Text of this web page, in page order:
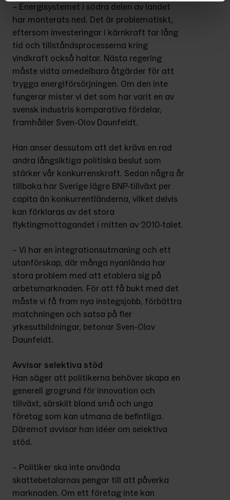
– Energisystemet i södra delen av landet
har monterats ned. Det är problematiskt,
eftersom investeringar i kärnkraft tar lång
tid och tillståndsprocesserna kring
vindkraft också haltar. Nästa regering
måste vidta omedelbara åtgärder för att
trygga energiförsörjningen. Om den inte
fungerar mister vi det som har varit en av
svensk industris komparativa fördelar,
framhåller Sven-Olov Daunfeldt.
Han anser dessutom att det krävs en rad
andra långsiktiga politiska beslut som
stärker vår konkurrenskraft. Sedan några år
tillbaka har Sverige lägre BNP-tillväxt per
capita än konkurrentländerna, vilket delvis
kan förklaras av det stora
flyktingmottagandet i mitten av 2010-talet.
– Vi har en integrationsutmaning och ett
utanförskap, där många nyanlända har
stora problem med att etablera sig på
arbetsmarknaden. För att få bukt med det
måste vi få fram nya instegsjobb, förbättra
matchningen och satsa på fler
yrkesutbildningar, betonar Sven-Olov
Daunfeldt.
Avvisar selektiva stöd
Han säger att politikerna behöver skapa en
generell grogrund för innovation och
tillväxt, särskilt bland små och unga
företag som kan utmana de befintliga.
Däremot avvisar han idéer om selektiva
stöd.
– Politiker ska inte använda
skattebetalarnas pengar till att påverka
marknaden. Om ett företag inte kan